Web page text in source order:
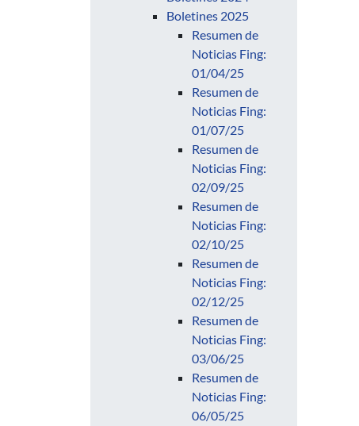
Boletines 2025
Resumen de
Noticias Fing:
01/04/25
Resumen de
Noticias Fing:
01/07/25
Resumen de
Noticias Fing:
02/09/25
Resumen de
Noticias Fing:
02/10/25
Resumen de
Noticias Fing:
02/12/25
Resumen de
Noticias Fing:
03/06/25
Resumen de
Noticias Fing:
06/05/25